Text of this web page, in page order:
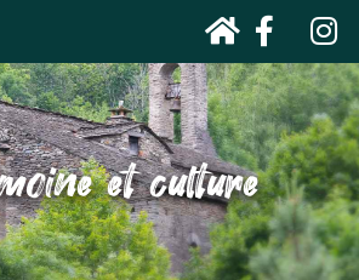
et culture